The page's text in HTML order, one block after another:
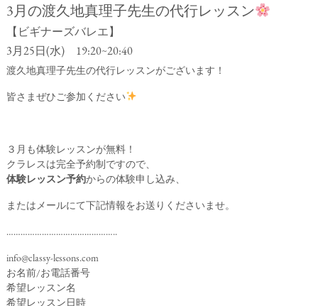
3月の渡久地真理子先生の代行レッスン
【ビギナーズバレエ】
3月25日(水) 19:20~20:40
渡久地真理子先生の代行レッスンがございます！
皆さまぜひご参加ください
３月も体験レッスンが無料！
クラレスは完全予約制ですので、
体験レッスン予約からの体験申し込み、
またはメールにて下記情報をお送りくださいませ。
………………………………………..
info@classy-lessons.com
お名前/お電話番号
希望レッスン名
希望レッスン日時